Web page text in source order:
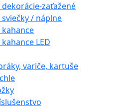
zaťažené
/ náplne
LED
variče, kartuše